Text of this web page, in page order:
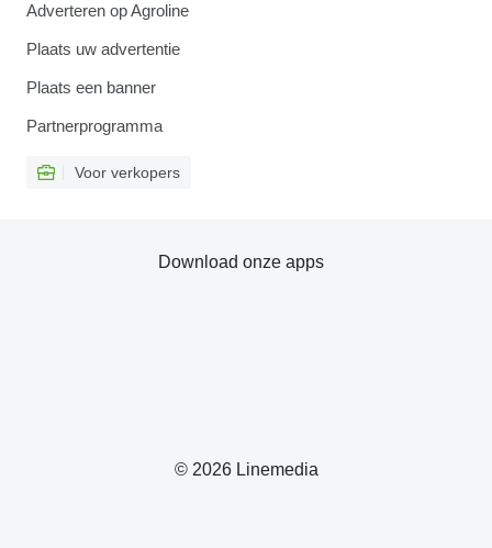
Adverteren op Agroline
Plaats uw advertentie
Plaats een banner
Partnerprogramma
Voor verkopers
© 2026 Linemedia
Download onze apps